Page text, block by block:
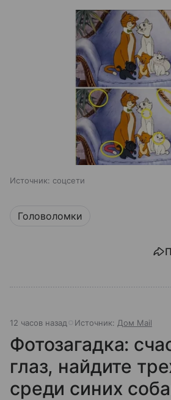
Источник: соцсети
Головоломки
12 часов назад Источник: Дом Mail
Фотозагадка:
глаз, найдите
среди синих